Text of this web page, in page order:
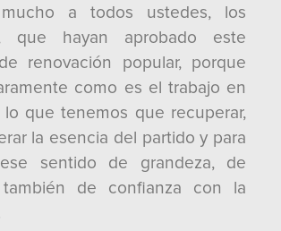
a todos ustedes, los
que hayan aprobado este
renovación popular, porque
como es el trabajo en
que tenemos que recuperar,
la esencia del partido y para
sentido de grandeza, de
de confianza con la